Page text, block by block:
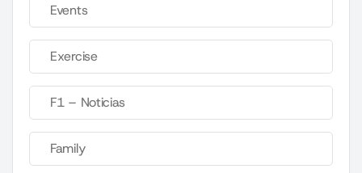
Events
Exercise
F1 – Noticias
Family